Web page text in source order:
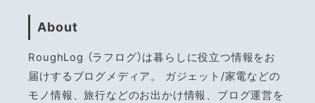
About
RoughLog （ラフログ）は暮らしに役立つ情報をお
届けするブログメディア。 ガジェット/家電などの
モノ情報、旅行などのお出かけ情報、ブログ運営を